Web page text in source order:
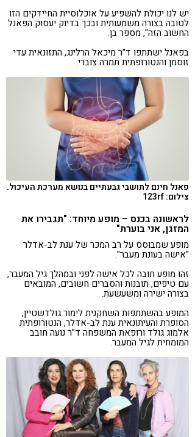
יש לנו יכולת להשפיע על אוכלוסיית החיידקים הזו
לטובה בצורה משמעותית ובכך בדיוק יעסוק הפאנל
החשוב הזה", מספר בן.
בפאנל ישתתפו ד"ר מיכאל הרלינג, התזונאית עדי
זוסמן והנטורופתית תמרה צוברי.
פאנל חינם לתושבי גבעתיים בנושא מערכת העיכול.
צילום: 123rf
לראשונה בכנס – מופע מיוחד: "תגבירו את
המזגן, אני בוערת"
מופע שמבוסס על רב המכר של ענת לב-אדלר
"אישה בעונת מעבר".
זהו מופע חובה לכל אישה לפני ובמהלך גיל המעבר,
עם טיפים, תובנות והסברים חשובים, המובאים
בצורה ישירה ומשעשעת.
המופע בהשתתפות השחקנית לימור גולדשטיין,
הסופרת והעיתונאית ענת לב-אדלר, הנטורופתית
אלמוג גולד ורופאת המשפחה ד"ר נועה חובב
המומחית לגיל המעבר.